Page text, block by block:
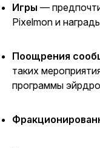
Игры —
Pixelmon и
Поощрения
таких
программы